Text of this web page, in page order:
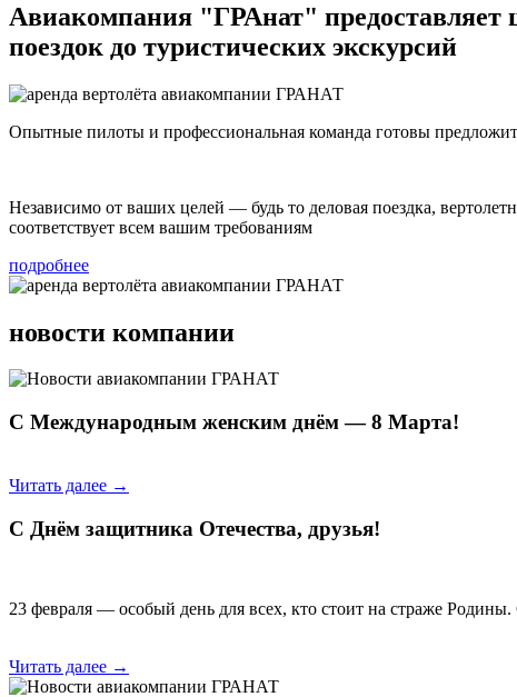
Авиакомпания "ГРАнат" предоставляет
поездок до туристических экскурсий
Опытные пилоты и профессиональная команда готовы
Независимо от ваших целей — будь то деловая поездка,
соответствует всем вашим требованиям
подробнее
новости компании
С Международным женским днём — 8 Марта!
Читать далее →
С Днём защитника Отечества, друзья!
23 февраля — особый день для всех, кто стоит на страже
Читать далее →